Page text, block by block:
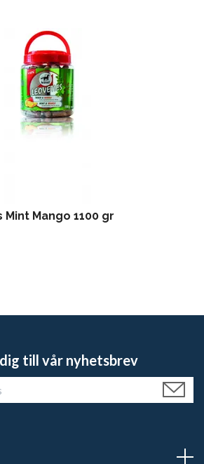
Mango 1100 gr
till vår nyhetsbrev